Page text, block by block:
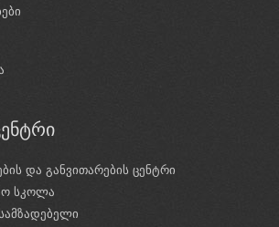
და განვითარების ცენტრი
სკოლა